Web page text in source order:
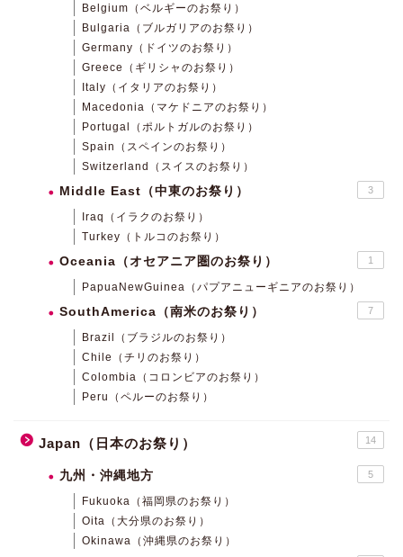
Belgium（ベルギーのお祭り）
Bulgaria（ブルガリアのお祭り）
Germany（ドイツのお祭り）
Greece（ギリシャのお祭り）
Italy（イタリアのお祭り）
Macedonia（マケドニアのお祭り）
Portugal（ポルトガルのお祭り）
Spain（スペインのお祭り）
Switzerland（スイスのお祭り）
Middle East（中東のお祭り） 3
Iraq（イラクのお祭り）
Turkey（トルコのお祭り）
Oceania（オセアニア圏のお祭り） 1
PapuaNewGuinea（パプアニューギニアのお祭り）
SouthAmerica（南米のお祭り） 7
Brazil（ブラジルのお祭り）
Chile（チリのお祭り）
Colombia（コロンビアのお祭り）
Peru（ペルーのお祭り）
Japan（日本のお祭り） 14
九州・沖縄地方 5
Fukuoka（福岡県のお祭り）
Oita（大分県のお祭り）
Okinawa（沖縄県のお祭り）